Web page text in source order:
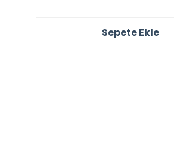
Sepete Ekle